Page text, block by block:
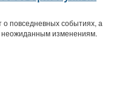
повседневных событиях, а
неожиданным изменениям.